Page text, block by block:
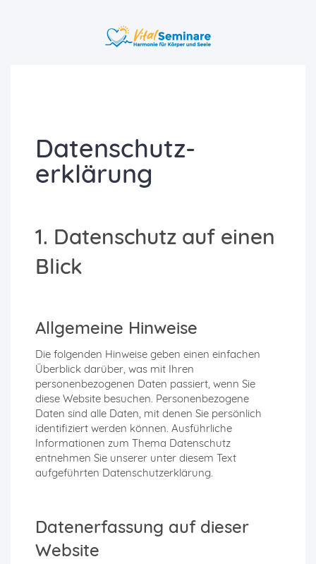
Datenschutz­
erklärung
1. Datenschutz auf einen
Blick
Allgemeine Hinweise
Die folgenden Hinweise geben einen einfachen
Überblick darüber, was mit Ihren
personenbezogenen Daten passiert, wenn Sie
diese Website besuchen. Personenbezogene
Daten sind alle Daten, mit denen Sie persönlich
identifiziert werden können. Ausführliche
Informationen zum Thema Datenschutz
entnehmen Sie unserer unter diesem Text
aufgeführten Datenschutzerklärung.
Datenerfassung auf dieser
Website